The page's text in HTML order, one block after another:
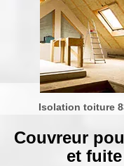
Isolation toiture
Couvreur
et fuite